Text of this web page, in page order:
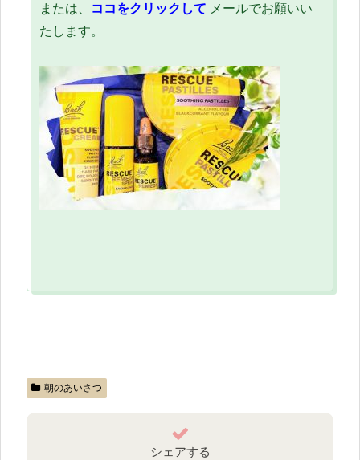
または、 ココをクリックして メールでお願いい
たします。
朝のあいさつ
シェアする